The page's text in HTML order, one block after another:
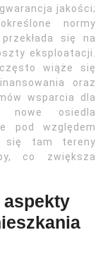
jakości;
normy
się na
eksploatacji.
wiąże się
oraz
wsparcia dla
nowe osiedla
pod względem
się tam tereny
co zwiększa
aspekty